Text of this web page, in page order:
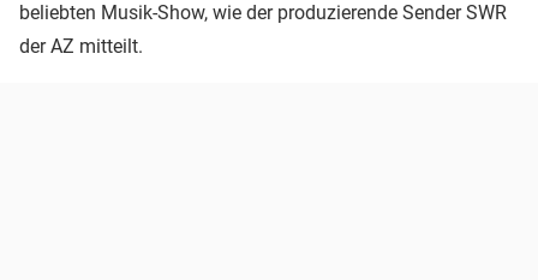
beliebten Musik-Show, wie der produzierende Sender SWR
der AZ mitteilt.